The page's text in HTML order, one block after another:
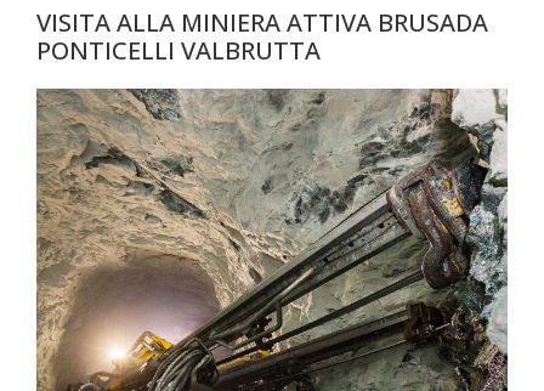
VISITA ALLA MINIERA ATTIVA BRUSADA
PONTICELLI VALBRUTTA